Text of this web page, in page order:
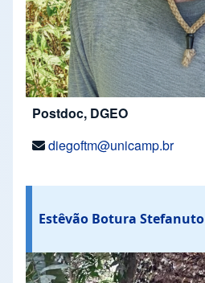
Postdoc, DGEO
diegoftm@unicamp.br
Estêvão Botura Stefanuto